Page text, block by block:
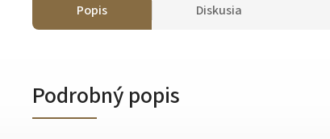
Popis Diskusia
Podrobný popis